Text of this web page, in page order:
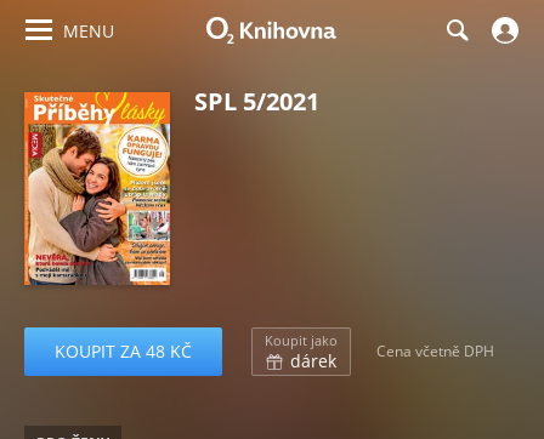
MENU
SPL 5/2021
KOUPIT ZA 48 KČ Koupit jako
dárek Cena včetně DPH